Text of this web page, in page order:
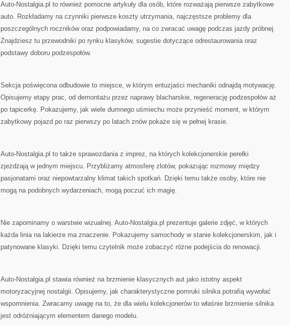
Auto-Nostalgia.pl to również pomocne artykuły dla osób, które rozważają pierwsze zabytkowe
auto. Rozkładamy na czynniki pierwsze koszty utrzymania, najczęstsze problemy dla
poszczególnych roczników oraz podpowiadamy, na co zwracać uwagę podczas jazdy próbnej.
Znajdziesz tu przewodniki po rynku klasyków, sugestie dotyczące odrestaurowania oraz
podstawy doboru podzespołów.
Sekcja poświęcona odbudowie to miejsce, w którym entuzjaści mechaniki odnajdą motywację.
Opisujemy etapy prac, od demontażu przez naprawy blacharskie, regenerację podzespołów aż
po tapicerkę. Pokazujemy, jak wiele dumnego uśmiechu może przynieść moment, w którym
zabytkowy pojazd po raz pierwszy po latach znów pokaże się w pełnej krasie.
Auto-Nostalgia.pl to także sprawozdania z imprez, na których kolekcjonerskie perełki
zjeżdżają w jednym miejscu. Przybliżamy atmosferę zlotów, pokazując rozmowy między
pasjonatami oraz niepowtarzalny klimat takich spotkań. Dzięki temu także osoby, które nie
mogą na podobnych wydarzeniach, mogą poczuć ich magię.
Nie zapominamy o warstwie wizualnej. Auto-Nostalgia.pl prezentuje galerie zdjęć, w których
każda linia na lakierze ma znaczenie. Pokazujemy samochody w stanie kolekcjonerskim, jak i
patynowane klasyki. Dzięki temu czytelnik może zobaczyć różne podejścia do renowacji.
Auto-Nostalgia.pl stawia również na brzmienie klasycznych aut jako istotny aspekt
motoryzacyjnej nostalgii. Opisujemy, jak charakterystyczne pomruki silnika potrafią wywołać
wspomnienia. Zwracamy uwagę na to, że dla wielu kolekcjonerów to właśnie brzmienie silnika
jest odróżniającym elementem danego modelu.